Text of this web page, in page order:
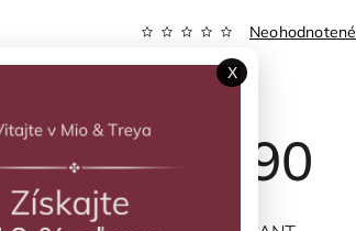
Neohodnotené
€39,90
Kód: Zvoľte variant
X